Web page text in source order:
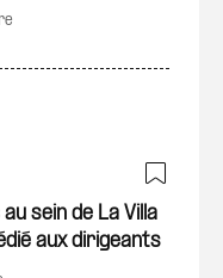
sein de La Villa
aux dirigeants